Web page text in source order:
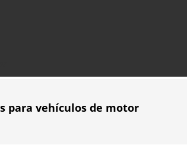
para vehículos de motor